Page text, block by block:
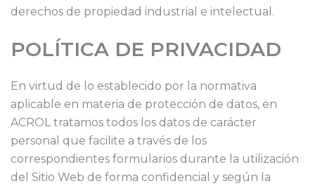
derechos de propiedad industrial e intelectual.
POLÍTICA DE PRIVACIDAD
En virtud de lo establecido por la normativa
aplicable en materia de protección de datos, en
ACROL tratamos todos los datos de carácter
personal que facilite a través de los
correspondientes formularios durante la utilización
del Sitio Web de forma confidencial y según la